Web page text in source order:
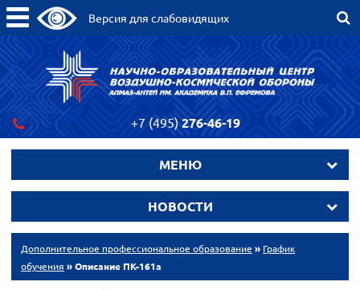
Версия для слабовидящих
+7 (495) 276-46-19
МЕНЮ
НОВОСТИ
Дополнительное профессиональное образование » График
обучения » Описание ПК-161a